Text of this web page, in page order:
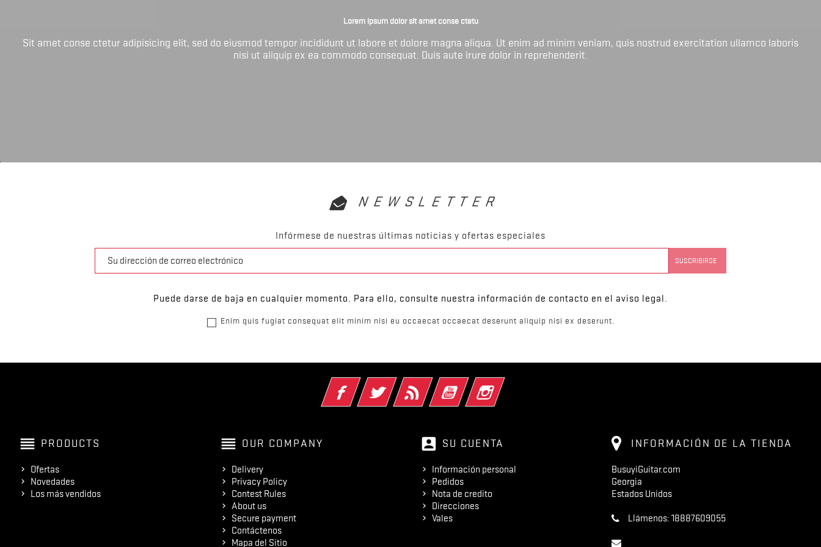
Lorem ipsum dolor sit amet conse ctetu
Sit amet conse ctetur adipisicing elit, sed do eiusmod tempor incididunt ut labore et dolore magna aliqua. Ut enim ad minim veniam, quis nostrud exercitation ullamco laboris
nisi ut aliquip ex ea commodo consequat. Duis aute irure dolor in reprehenderit.
NEWSLETTER
Infórmese de nuestras últimas noticias y ofertas especiales
Puede darse de baja en cualquier momento. Para ello, consulte nuestra información de contacto en el aviso legal.
Enim quis fugiat consequat elit minim nisi eu occaecat occaecat deserunt aliquip nisi ex deserunt.
FacebookTwitter Rss YouTube Instagram
reorder PRODUCTS
Ofertas
Novedades
Los más vendidos
reorder OUR COMPANY
Delivery
Privacy Policy
Contest Rules
About us
Secure payment
Contáctenos
Mapa del Sitio
account_box SU CUENTA
Información personal
Pedidos
Nota de credito
Direcciones
Vales
INFORMACIÓN DE LA TIENDA
BusuyiGuitar.com
Georgia
Estados Unidos
Llámenos: 18887609055